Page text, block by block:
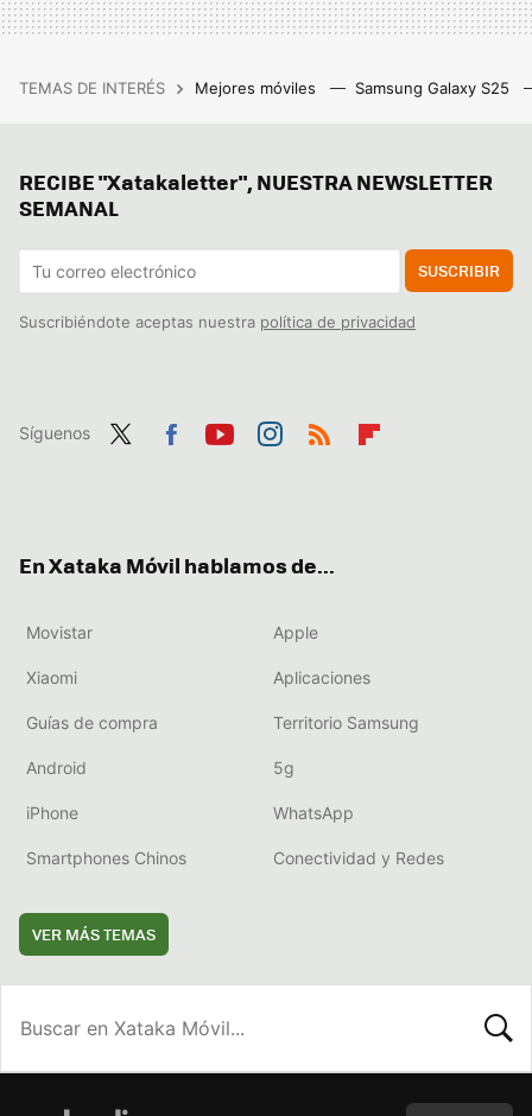
TEMAS DE INTERÉS Mejores móviles Samsung Galaxy S25
RECIBE "Xatakaletter", NUESTRA NEWSLETTER
SEMANAL
SUSCRIBIR
Suscribiéndote aceptas nuestra política de privacidad
Síguenos
En Xataka Móvil hablamos de...
Movistar Apple
Xiaomi Aplicaciones
Guías de compra Territorio Samsung
Android 5g
iPhone WhatsApp
Smartphones Chinos Conectividad y Redes
VER MÁS TEMAS